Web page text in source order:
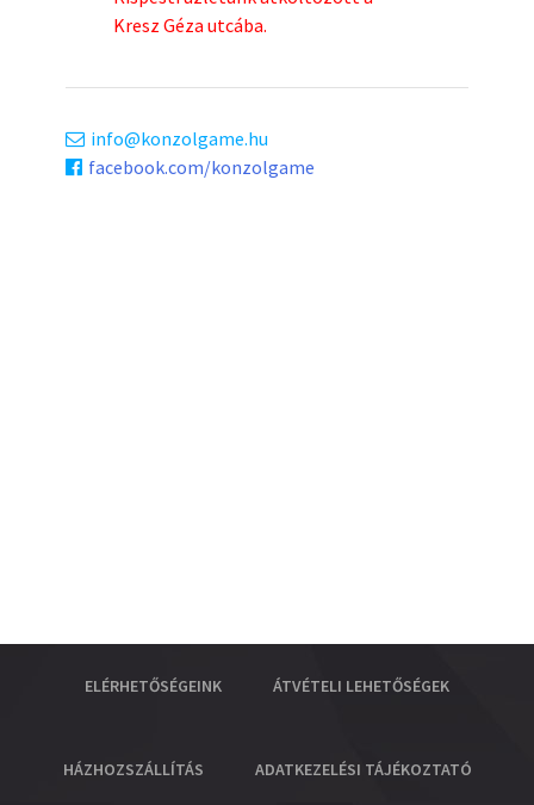
Kresz Géza utcába.
info
konzolgame.hu
facebook.com/konzolgame
ELÉRHETŐSÉGEINK ÁTVÉTELI LEHETŐSÉGEK
HÁZHOZSZÁLLÍTÁS ADATKEZELÉSI TÁJÉKOZTATÓ